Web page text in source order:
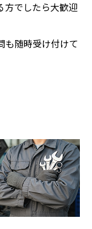
方でしたら大歓迎
も随時受け付けて